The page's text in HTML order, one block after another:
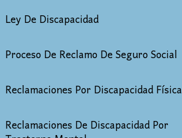
Ley De Discapacidad
Elegibilidad Por Discapacidad Del
Para Mayores De 50 Años
Proceso De Reclamo De Seguro Social
Solicitud de discapacidad
Audiencias de discapacidad del
Reclamaciones Por Discapacidad Física
Reclamaciones de discapacidad por
Reclamaciones De Discapacidad Por